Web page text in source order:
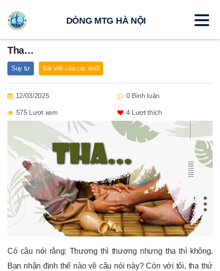
Tha…
Suy tư Bài viết của các khối
12/03/2025 0 Bình luận
575 Lượt xem 4Lượt thích
Có câu nói rằng: Thương thì thương nhưng tha thì không.
Bạn nhận định thế nào về câu nói này? Còn với tôi, tha thứ
DÒNG MTG HÀ NỘI